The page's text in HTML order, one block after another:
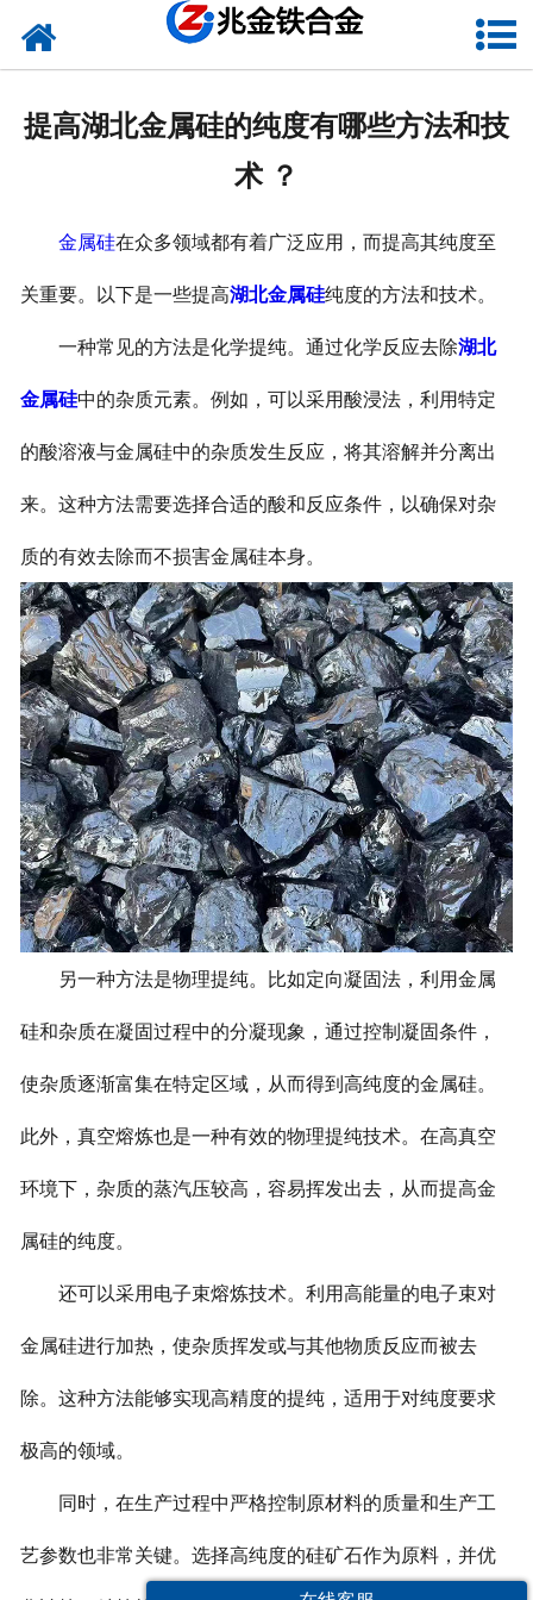
网站首页
联系我们
VR
提高湖北金属硅的纯度有哪些方法和技
术 ？
金属硅在众多领域都有着广泛应用，而提高其纯度至
关重要。以下是一些提高湖北金属硅纯度的方法和技术。
一种常见的方法是化学提纯。通过化学反应去除湖北
金属硅中的杂质元素。例如，可以采用酸浸法，利用特定
的酸溶液与金属硅中的杂质发生反应，将其溶解并分离出
来。这种方法需要选择合适的酸和反应条件，以确保对杂
质的有效去除而不损害金属硅本身。
另一种方法是物理提纯。比如定向凝固法，利用金属
硅和杂质在凝固过程中的分凝现象，通过控制凝固条件，
使杂质逐渐富集在特定区域，从而得到高纯度的金属硅。
此外，真空熔炼也是一种有效的物理提纯技术。在高真空
环境下，杂质的蒸汽压较高，容易挥发出去，从而提高金
属硅的纯度。
还可以采用电子束熔炼技术。利用高能量的电子束对
金属硅进行加热，使杂质挥发或与其他物质反应而被去
除。这种方法能够实现高精度的提纯，适用于对纯度要求
极高的领域。
同时，在生产过程中严格控制原材料的质量和生产工
艺参数也非常关键。选择高纯度的硅矿石作为原料，并优